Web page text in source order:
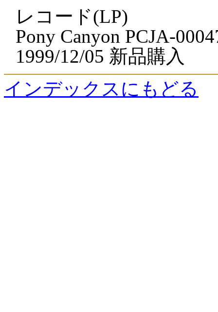
レコード(LP)
Pony Canyon PCJA-
1999/12/05 新品購入
インデックスにもどる